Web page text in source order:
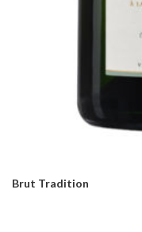
Brut Tradition